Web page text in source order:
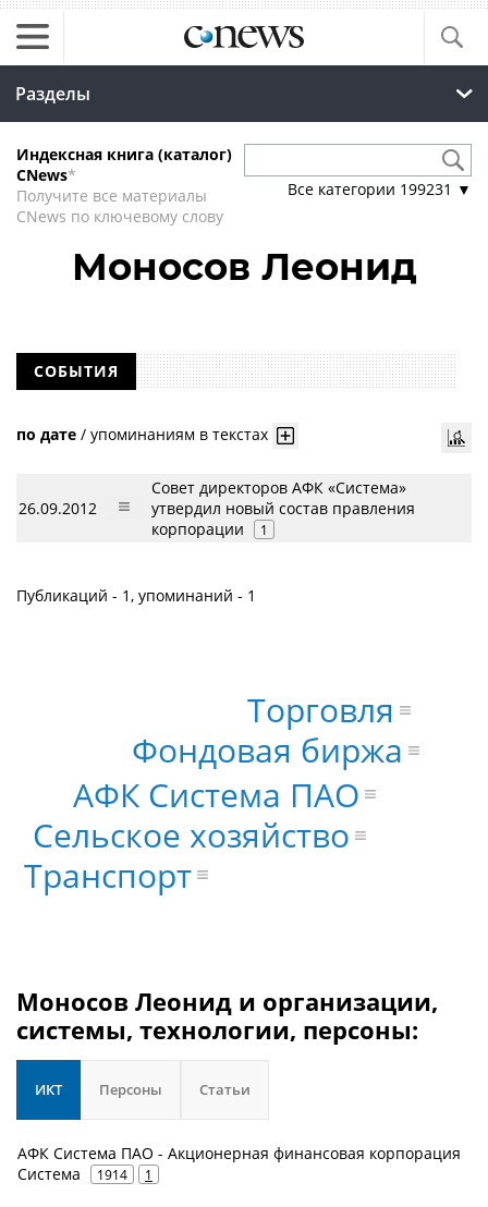
Разделы
Индексная книга (каталог)
CNews*
Получите все материалы
CNews по ключевому слову
Все категории 199231 ▼
Моносов Леонид
СОБЫТИЯ
по дате / упоминаниям в текстах
26.09.2012
Совет директоров АФК «Система»
утвердил новый состав правления
корпорации
1
Публикаций - 1, упоминаний - 1
АФК Система ПАО
Фондовая биржа
Сельское хозяйство
Торговля
Транспорт
Моносов Леонид и организации,
системы, технологии, персоны:
ИКТ Персоны Статьи
АФК Система ПАО - Акционерная финансовая корпорация
Система
1914 1